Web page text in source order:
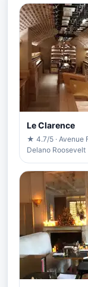
Le Clarence
★ 4.7/5 · Avenue
Delano Roosevelt